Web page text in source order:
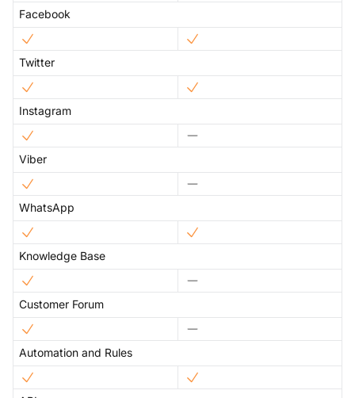
Facebook
Twitter
Instagram
Viber
WhatsApp
Knowledge Base
Customer Forum
Automation and Rules